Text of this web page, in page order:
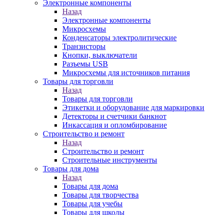
Электронные компоненты
Назад
Электронные компоненты
Микросхемы
Конденсаторы электролитические
Транзисторы
Кнопки, выключатели
Разъемы USB
Микросхемы для источников питания
Товары для торговли
Назад
Товары для торговли
Этикетки и оборудование для маркировки
Детекторы и счетчики банкнот
Инкассация и опломбирование
Строительство и ремонт
Назад
Строительство и ремонт
Строительные инструменты
Товары для дома
Назад
Товары для дома
Товары для творчества
Товары для учебы
Товары для школы